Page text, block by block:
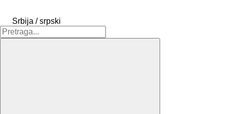
Srbija / srpski